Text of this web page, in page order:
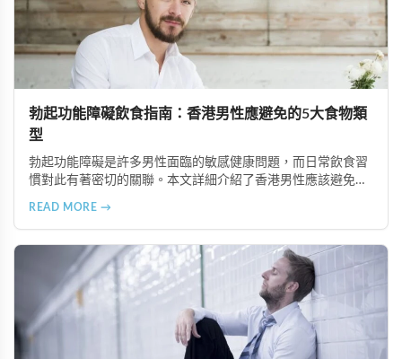
勃起功能障礙飲食指南：香港男性應避免的5大食物類
型
勃起功能障礙是許多男性面臨的敏感健康問題，而日常飲食習
慣對此有著密切的關聯。本文詳細介紹了香港男性應該避免或
READ MORE →